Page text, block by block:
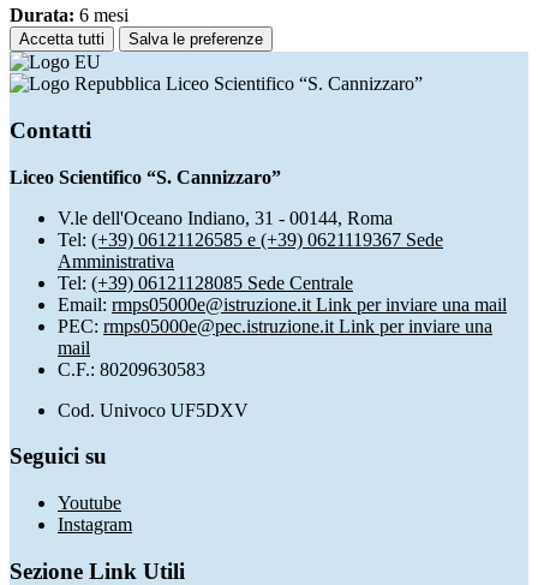
Durata: 6 mesi
Accetta tutti Salva le preferenze
Liceo Scientifico “S. Cannizzaro”
Contatti
Liceo Scientifico “S. Cannizzaro”
V.le dell'Oceano Indiano, 31 - 00144, Roma
Tel: (+39) 06121126585 e (+39) 0621119367 Sede
Amministrativa
Tel: (+39) 06121128085 Sede Centrale
Email: rmps05000e@istruzione.it Link per inviare una mail
PEC: rmps05000e@pec.istruzione.it Link per inviare una
mail
C.F.: 80209630583
Cod. Univoco UF5DXV
Seguici su
Youtube
Instagram
Sezione Link Utili